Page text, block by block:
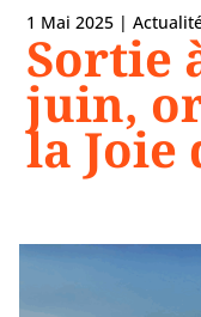
1 Mai 2025 |
Sortie
juin,
la Joie